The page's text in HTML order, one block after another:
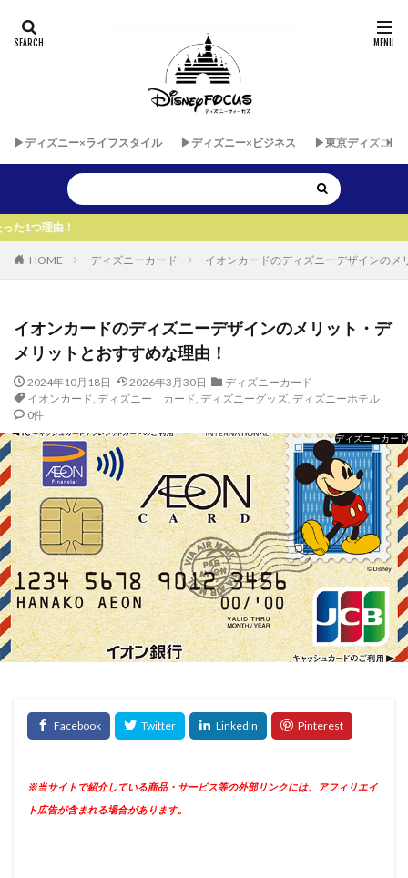
▶︎ディズニー×ライフスタイル ▶︎ディズニー×ビジネス ▶︎東京ディズニー
HOME ディズニーカード イオンカードのディズニーデザインの
イオンカードのディズニーデザインのメリット・デ
メリットとおすすめな理由！
2024年10月18日 2026年3月30日
ディズニーカード
イオンカード, ディズニー カード, ディズニーグッズ, ディズニーホテル
0件
ディズニーカード
※当サイトで紹介している商品・サービス等の外部リンクには、アフィリエイ
ト広告が含まれる場合があります。